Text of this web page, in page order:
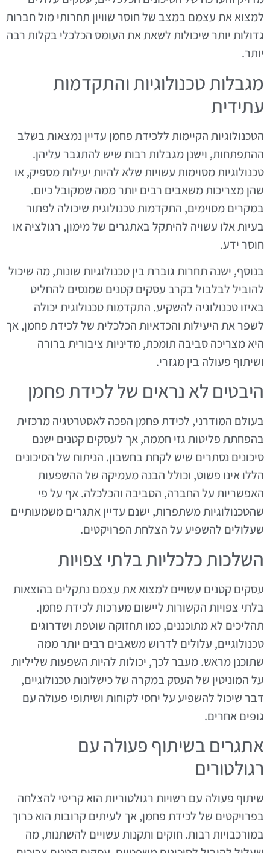
למצוא את עצמם במצב של חוסר שוויון תחרותי מול חברות
גדולות יותר שיכולות לשאת את העומס הכלכלי בקלות רבה
יותר.
מגבלות טכנולוגיות והתקדמות
עתידית
הטכנולוגיות הקיימות ללכידת פחמן עדיין נמצאות בשלב
ההתפתחות, וישנן מגבלות רבות שיש להתגבר עליהן.
טכנולוגיות מסוימות עשויות שלא להיות יעילות מספיק, או
שהן מצריכות משאבים רבים יותר ממה שמקובל כיום.
במקרים מסוימים, התקדמות טכנולוגית שיכולה לפתור
בעיות אלו עשויה להיתקל באתגרים של מימון, רגולציה או
חוסר ידע.
בנוסף, ישנה תחרות גוברת בין טכנולוגיות שונות, מה שיכול
להוביל לבלבול בקרב עסקים קטנים שמנסים להחליט
באיזו טכנולוגיה להשקיע. התקדמות טכנולוגית יכולה
לשפר את היעילות והכדאיות הכלכלית של לכידת פחמן, אך
היא מצריכה סביבה תומכת, מדיניות ציבורית ברורה
ושיתוף פעולה בין מגזרי.
היבטים לא נראים של לכידת פחמן
בעולם המודרני, לכידת פחמן הפכה לאסטרטגיה מרכזית
בהפחתת פליטות גזי חממה, אך לעסקים קטנים ישנם
סיכונים נסתרים שיש לקחת בחשבון. הניתוח של הסיכונים
הללו אינו פשוט, וכולל הבנה מעמיקה של ההשפעות
האפשריות על החברה, הסביבה והכלכלה. אף על פי
שהטכנולוגיות משתפרות, ישנם עדיין אתגרים משמעותיים
שעלולים להשפיע על הצלחת הפרויקטים.
השלכות כלכליות בלתי צפויות
עסקים קטנים עשויים למצוא את עצמם נתקלים בהוצאות
בלתי צפויות הקשורות ליישום מערכות לכידת פחמן.
תהליכים לא מתוכננים, כמו תחזוקה שוטפת ושדרוגים
טכנולוגיים, עלולים לדרוש משאבים רבים יותר ממה
שתוכנן מראש. מעבר לכך, יכולות להיות השפעות שליליות
על המוניטין של העסק במקרה של כישלונות טכנולוגיים,
דבר שיכול להשפיע על יחסי לקוחות ושיתופי פעולה עם
גופים אחרים.
אתגרים בשיתוף פעולה עם
רגולטורים
שיתוף פעולה עם רשויות רגולטוריות הוא קריטי להצלחה
בפרויקטים של לכידת פחמן, אך לעיתים קרובות הוא כרוך
במורכבויות רבות. חוקים ותקנות עשויים להשתנות, מה